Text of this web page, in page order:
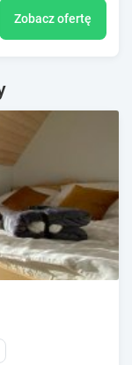
Zobacz ofertę